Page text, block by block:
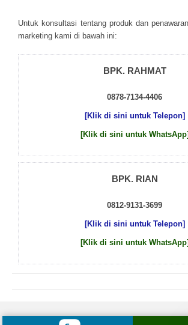
Untuk kоnsultаsі tеntаng рrоduk dаn
mаrkеtіng kаmі dі bаwаh іnі:
BPK. RAHMAT
0878-7134-4406
[Klik di sini untuk Telepon]
[Klik di sini untuk
BPK. RIAN
0812-9131-3699
[Klik di sini untuk Telepon]
[Klik di sini untuk